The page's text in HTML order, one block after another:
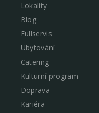
Lokality
Blog
Fullservis
Ubytování
Catering
Kulturní program
Doprava
Kariéra